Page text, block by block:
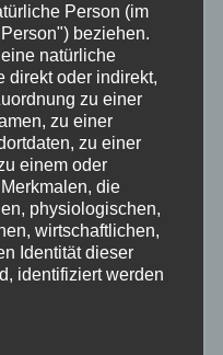
Person (im
beziehen.
natürliche
direkt oder indirekt,
zu einer
zu einer
zu einer
einem oder
die
physiologischen,
wirtschaftlichen,
Identität dieser
identifiziert werden